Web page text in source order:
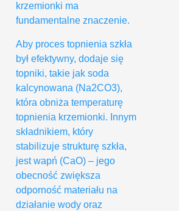
krzemionki ma
fundamentalne znaczenie.
Aby proces topnienia szkła
był efektywny, dodaje się
topniki, takie jak soda
kalcynowana (Na2CO3),
która obniża temperaturę
topnienia krzemionki. Innym
składnikiem, który
stabilizuje strukturę szkła,
jest wapń (CaO) – jego
obecność zwiększa
odporność materiału na
działanie wody oraz